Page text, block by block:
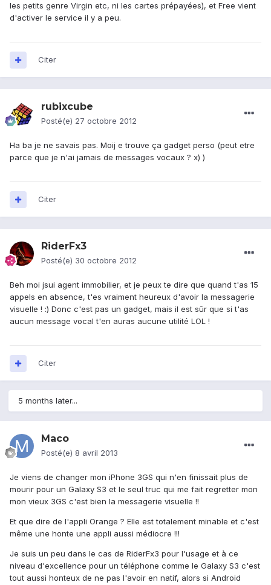
les petits genre Virgin etc, ni les cartes prépayées), et Free vient
d'activer le service il y a peu.
Citer
rubixcube
Posté(e) 27 octobre 2012
Ha ba je ne savais pas. Moij e trouve ça gadget perso (peut etre
parce que je n'ai jamais de messages vocaux ? x) )
Citer
RiderFx3
Posté(e) 30 octobre 2012
Beh moi jsui agent immobilier, et je peux te dire que quand t'as 15
appels en absence, t'es vraiment heureux d'avoir la messagerie
visuelle ! :) Donc c'est pas un gadget, mais il est sûr que si t'as
aucun message vocal t'en auras aucune utilité LOL !
Citer
5 months later...
Maco
Posté(e) 8 avril 2013
Je viens de changer mon iPhone 3GS qui n'en finissait plus de
mourir pour un Galaxy S3 et le seul truc qui me fait regretter mon
mon vieux 3GS c'est bien la messagerie visuelle !!
Et que dire de l'appli Orange ? Elle est totalement minable et c'est
même une honte une appli aussi médiocre !!!
Je suis un peu dans le cas de RiderFx3 pour l'usage et à ce
niveau d'excellence pour un téléphone comme le Galaxy S3 c'est
tout aussi honteux de ne pas l'avoir en natif, alors si Android